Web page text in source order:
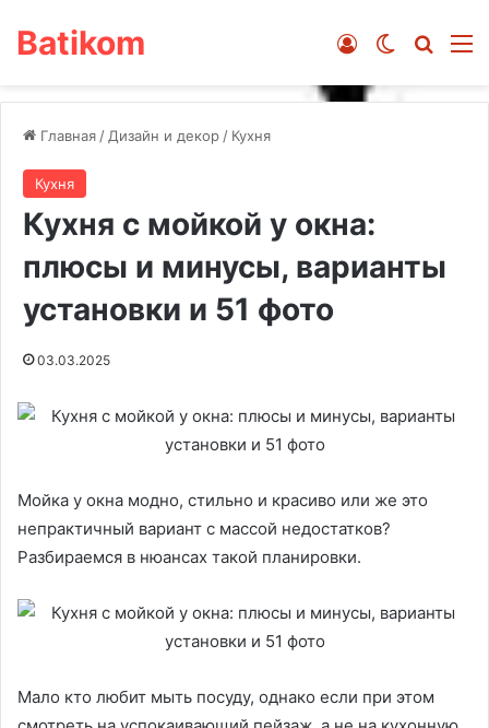
Batikom Switch skin
Войти
Главная / Дизайн и декор / Кухня
Кухня
Кухня с мойкой у окна:
плюсы и минусы, варианты
установки и 51 фото
03.03.2025
Мойка у окна модно, стильно и красиво или же это
непрактичный вариант с массой недостатков?
Разбираемся в нюансах такой планировки.
Мало кто любит мыть посуду, однако если при этом